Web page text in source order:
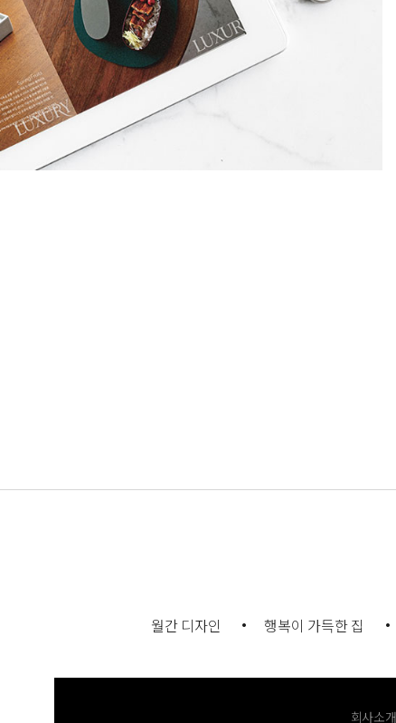
월간 디자인 행복이 가득한 집
회사소개